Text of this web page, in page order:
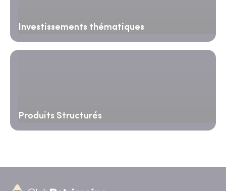
Investissements thématiques
Produits Structurés